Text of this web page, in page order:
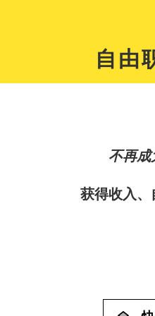
自由
不再成
获得收入、